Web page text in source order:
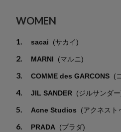
WOMEN
1. sacai (サカイ)
2. MARNI (マルニ)
3. COMME des GARCONS (
4. JIL SANDER (ジルサンダ
5. Acne Studios (アクネスト
6. PRADA (プラダ)